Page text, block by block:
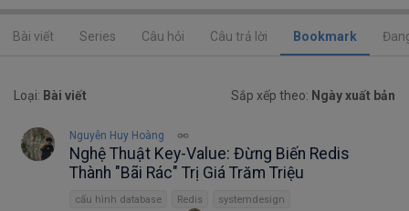
Bài viết Series Câu hỏi Câu trả lời Bookmark
Loại: Bài viết Sắp xếp theo: Ngày xuất bản
Nguyễn Huy Hoàng
Nghệ Thuật Key-Value: Đừng Biến Redis
Thành "Bãi Rác" Trị Giá Trăm Triệu
cấu hình database Redis systemdesign